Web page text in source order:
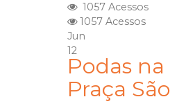
1057 Acessos
1057 Acessos
Jun
12
Podas
Praça